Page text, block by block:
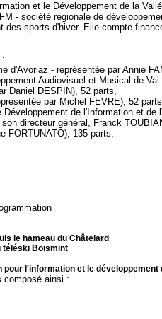
et le Développement de la
- société régionale de
des sports d'hiver. Elle compte
:
d'Avoriaz - représentée par Annie
Audiovisuel et Musical de
Daniel DESPIN), 52 parts,
par Michel FEVRE), 52
de l'Information et
directeur général, Franck
FORTUNATO), 135 parts,
le hameau du Châtelard
téléski Boismint
pour l'information et le
composé ainsi :